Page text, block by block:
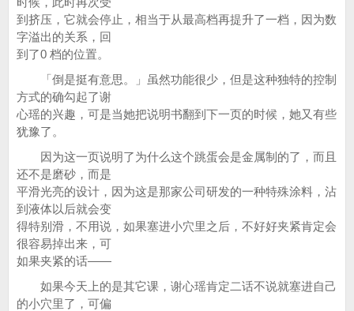
到挤压，它就会停止，相当于从最高档再提升了一档，因为数
字溢出的关系，回
到了0 档的位置。
「倒是挺有意思。」虽然功能很少，但是这种独特的控制
方式的确勾起了谢
心瑶的兴趣，可是当她把说明书翻到下一页的时候，她又有些
犹豫了。
因为这一页说明了为什么这个跳蛋会是金属制的了，而且
还不是磨砂，而是
平滑光亮的设计，因为这是那家公司研发的一种特殊涂料，沾
到液体以后就会变
得特别滑，不用说，如果塞进小穴里之后，不好好夹紧肯定会
很容易掉出来，可
如果夹紧的话——
如果今天上的是其它课，谢心瑶肯定二话不说就塞进自己
的小穴里了，可偏